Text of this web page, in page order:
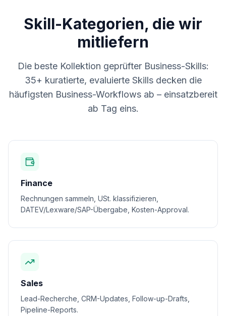
Skill-Kategorien, die wir
mitliefern
Die beste Kollektion geprüfter Business-Skills:
35+ kuratierte, evaluierte Skills decken die
häufigsten Business-Workflows ab – einsatzbereit
ab Tag eins.
Finance
Rechnungen sammeln, USt. klassifizieren,
DATEV/Lexware/SAP-Übergabe, Kosten-Approval.
Sales
Lead-Recherche, CRM-Updates, Follow-up-Drafts,
Pipeline-Reports.